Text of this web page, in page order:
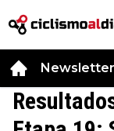
Newsletter